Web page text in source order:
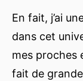
En fait, j’ai
dans cet
mes proches
fait de